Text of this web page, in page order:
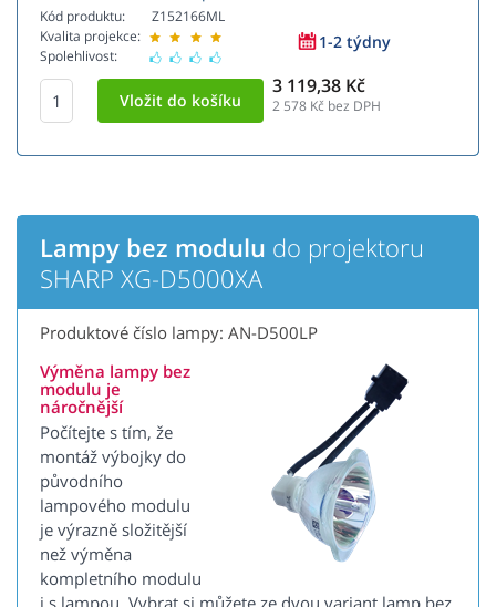
Kód produktu:
Kvalita projekce:
Spolehlivost:
Z152166ML
1-2 týdny
3 119,38 Kč
2 578 Kč bez DPH
Lampy bez modulu do projektoru
SHARP XG-D5000XA
Produktové číslo lampy: AN-D500LP
Výměna lampy bez
modulu je
náročnější
Počítejte s tím, že
montáž výbojky do
původního
lampového modulu
je výrazně složitější
než výměna
kompletního modulu